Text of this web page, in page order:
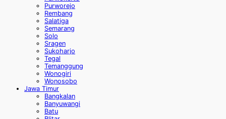
Purworejo
Rembang
Salatiga
Semarang
Solo
Sragen
Sukoharjo
Tegal
Temanggung
Wonogiri
Wonosobo
Jawa Timur
Bangkalan
Banyuwangi
Batu